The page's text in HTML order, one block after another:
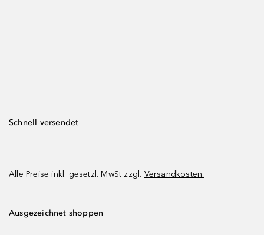
Schnell versendet
Alle Preise inkl. gesetzl. MwSt zzgl. Versandkosten.
Ausgezeichnet shoppen